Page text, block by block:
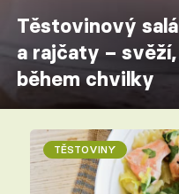
Těstovinový
a rajčaty –
během chvilky
TĚSTOVINY